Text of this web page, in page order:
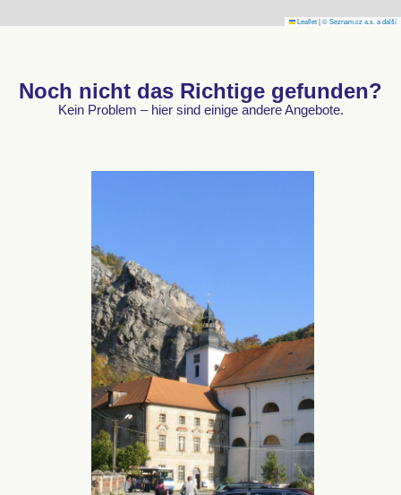
Leaflet|© Seznam.cz a.s. a další
Noch nicht das Richtige gefunden?
Kein Problem – hier sind einige andere Angebote.